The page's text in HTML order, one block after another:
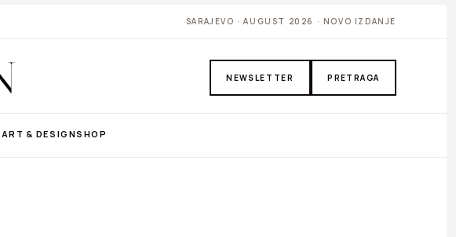
SARAJEVO · AUGUST 2026 · NOVO IZDANJE
NEWSLETTER PRETRAGA
ART & DESIGNSHOP